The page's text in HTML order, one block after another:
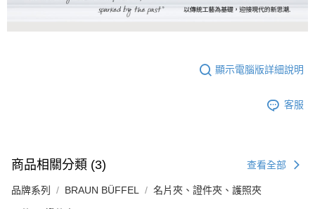
顯示電腦版詳細說明
客服
商品相關分類 (3) 查看全部
品牌系列 BRAUN BÜFFEL 名片夾、證件夾、護照夾